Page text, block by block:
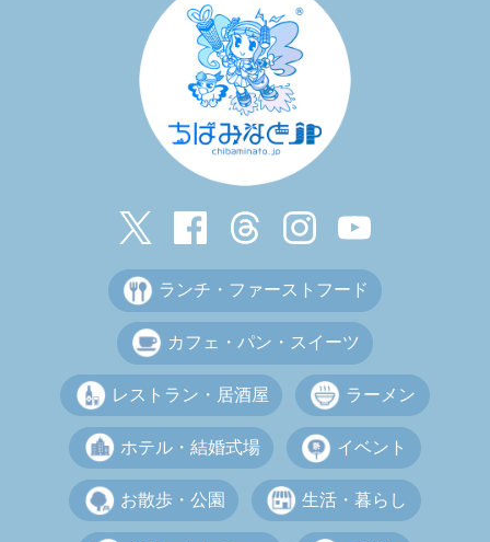
ランチ・ファーストフード
カフェ・パン・スイーツ
レストラン・居酒屋 ラーメン
ホテル・結婚式場 イベント
お散歩・公園 生活・暮らし